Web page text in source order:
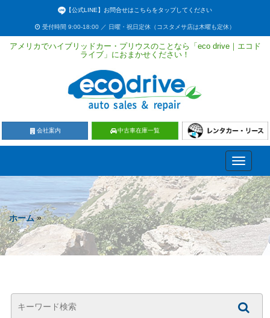
【公式LINE】お問合せはこちらをタップしてください
受付時間 9:00-18:00 ／ 日曜・祝日定休（コスタメサ店は木曜も定休）
アメリカでハイブリッドカー・プリウスのことなら「eco drive｜エコド
ライブ」におまかせください！
会社案内 中古車在庫一覧
Toggle
ホーム»